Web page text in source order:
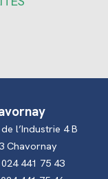
l’Industrie 4 B
Chavornay
441 75 43